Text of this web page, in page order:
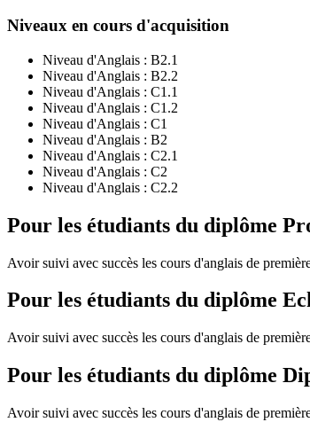
Niveaux en cours d'acquisition
Niveau d'Anglais : B2.1
Niveau d'Anglais : B2.2
Niveau d'Anglais : C1.1
Niveau d'Anglais : C1.2
Niveau d'Anglais : C1
Niveau d'Anglais : B2
Niveau d'Anglais : C2.1
Niveau d'Anglais : C2
Niveau d'Anglais : C2.2
Pour les étudiants du diplôme
Avoir suivi avec succès les cours d'anglais de
Pour les étudiants du diplôme
Avoir suivi avec succès les cours d'anglais de
Pour les étudiants du diplôme
Avoir suivi avec succès les cours d'anglais de